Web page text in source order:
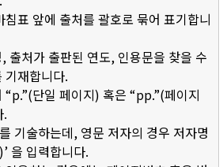
표 앞에 출처를 괄호로 묶어 표기합니
출처가 출판된 연도, 인용문을 찾을 수
기재합니다.
“p.”(단일 페이지) 혹은 “pp.”(페이지
.
기술하는데, 영문 저자의 경우 저자명
을 입력합니다.